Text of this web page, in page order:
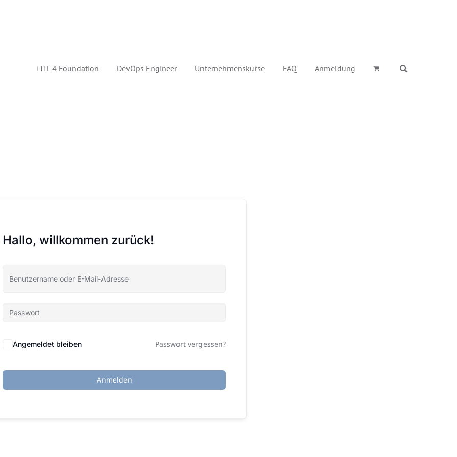
ITIL 4 Foundation DevOps Engineer Unternehmenskurse FAQ Anmeldung
Hallo, willkommen zurück!
Angemeldet bleiben Passwort vergessen?
Anmelden